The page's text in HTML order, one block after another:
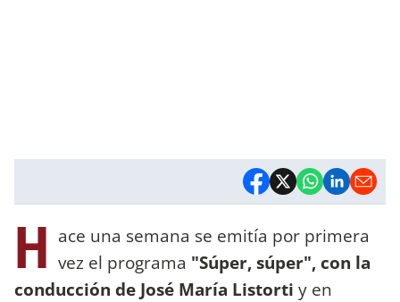
H ace una semana se emitía por primera
vez el programa "Súper, súper", con la
conducción de José María Listorti y en